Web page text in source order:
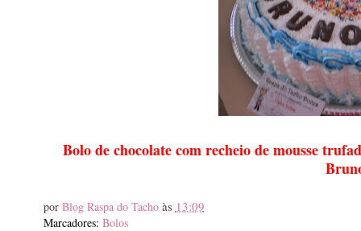
Bolo de chocolate com recheio de mousse
por Blog Raspa do Tacho às 13:09
Marcadores: Bolos